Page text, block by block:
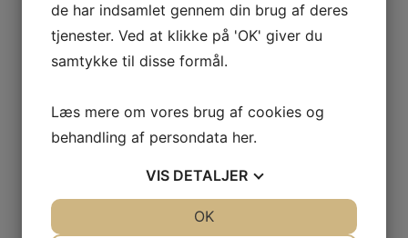
CARBO Skraldeblok 75mm
Classic Blokke
Bullet Classic Blokke 29mm
Element Blokke
Element Blokke 45mm
Element Blokke 80mm
ESP Cruising 40mm
de har indsamlet gennem din brug af deres
tjenester. Ved at klikke på 'OK' giver du
samtykke til disse formål.
Læs mere om vores brug af cookies og
behandling af persondata her.
VIS DETALJER
OK